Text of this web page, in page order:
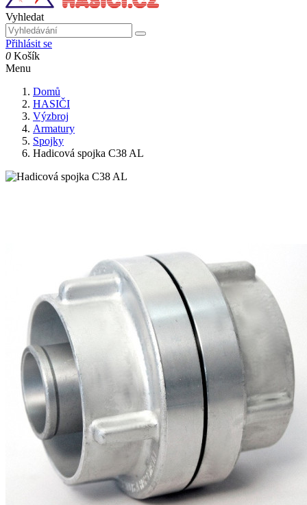
Vyhledat
Přihlásit se
0 Košík
Menu
Domů
HASIČI
Výzbroj
Armatury
Spojky
Hadicová spojka C38 AL